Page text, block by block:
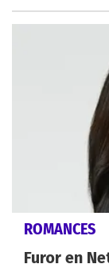
ROMANCES
Furor en